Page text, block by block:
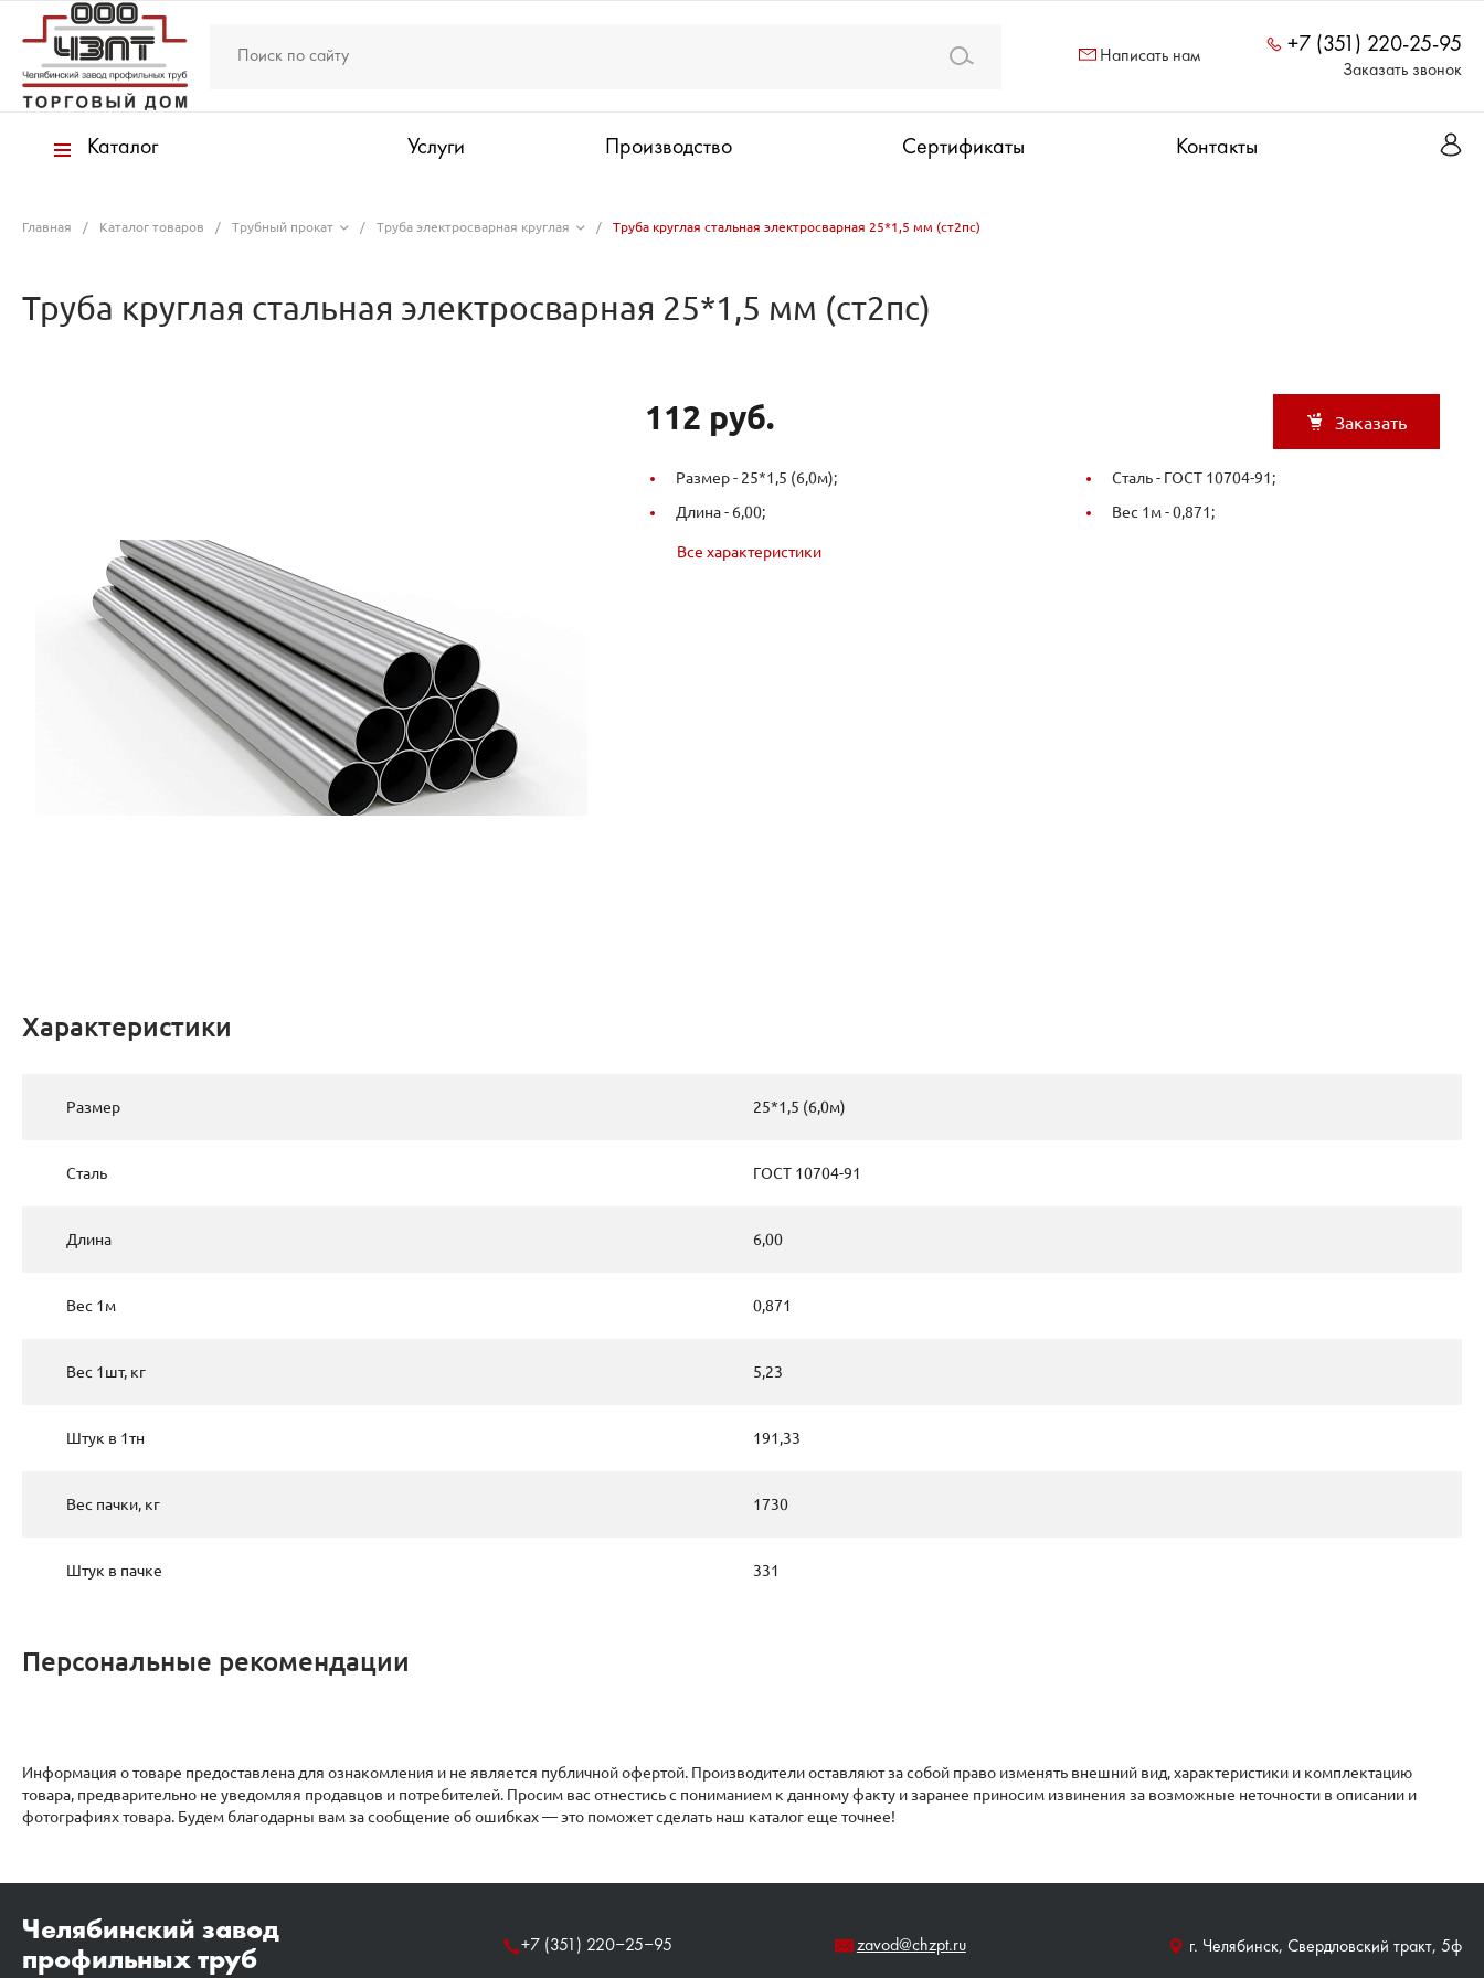
Написать нам +7 (351) 220-25-95
Заказать звонок
Каталог Услуги Производство Сертификаты Контакты
Главная / Каталог товаров / Трубный прокат / Труба электросварная круглая / Труба круглая стальная электросварная 25*1,5 мм (ст2пс)
Труба круглая стальная электросварная 25*1,5 мм (ст2пс)
112 руб. Заказать
Размер - 25*1,5 (6,0м); Сталь - ГОСТ 10704-91;
Длина - 6,00; Вес 1м -0,871;
Все характеристики
Характеристики
Размер 25*1,5 (6,0м)
Сталь ГОСТ 10704-91
Длина 6,00
Вес 1м 0,871
Вес 1шт, кг 5,23
Штук в 1тн 191,33
Вес пачки, кг 1730
Штук в пачке 331
Персональные рекомендации
Информация о товаре предоставлена для ознакомления и не является публичной офертой. Производители оставляют за собой право изменять внешний вид, характеристики и комплектацию
товара, предварительно не уведомляя продавцов и потребителей. Просим вас отнестись с пониманием к данному факту и заранее приносим извинения за возможные неточности в описании и
фотографиях товара. Будем благодарны вам за сообщение об ошибках — это поможет сделать наш каталог еще точнее!
Челябинский завод
профильных труб
+7 (351) 220‒25‒95 zavod@chzpt.ru г. Челябинск, Свердловский тракт, 5ф